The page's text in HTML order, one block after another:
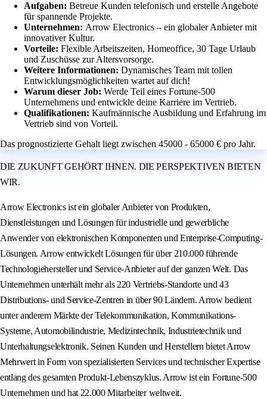
Aufgaben: Betreue Kunden telefonisch und erstelle Angebote
für spannende Projekte.
Unternehmen: Arrow Electronics – ein globaler Anbieter mit
innovativer Kultur.
Vorteile: Flexible Arbeitszeiten, Homeoffice, 30 Tage Urlaub
und Zuschüsse zur Altersvorsorge.
Weitere Informationen: Dynamisches Team mit tollen
Entwicklungsmöglichkeiten wartet auf dich!
Warum dieser Job: Werde Teil eines Fortune-500
Unternehmens und entwickle deine Karriere im Vertrieb.
Qualifikationen: Kaufmännische Ausbildung und Erfahrung im
Vertrieb sind von Vorteil.
Das prognostizierte Gehalt liegt zwischen 45000 - 65000 € pro Jahr.
DIE ZUKUNFT GEHÖRT IHNEN. DIE PERSPEKTIVEN BIETEN
WIR.
Arrow Electronics ist ein globaler Anbieter von Produkten,
Dienstleistungen und Lösungen für industrielle und gewerbliche
Anwender von elektronischen Komponenten und Enterprise-Computing-
Lösungen. Arrow entwickelt Lösungen für über 210.000 führende
Technologiehersteller und Service-Anbieter auf der ganzen Welt. Das
Unternehmen unterhält mehr als 220 Vertriebs-Standorte und 43
Distributions- und Service-Zentren in über 90 Ländern. Arrow bedient
unter anderem Märkte der Telekommunikation, Kommunikations-
Systeme, Automobilindustrie, Medizintechnik, Industrietechnik und
Unterhaltungselektronik. Seinen Kunden und Herstellern bietet Arrow
Mehrwert in Form von spezialisierten Services und technischer Expertise
entlang des gesamten Produkt-Lebenszyklus. Arrow ist ein Fortune-500
Unternehmen und hat 22.000 Mitarbeiter weltweit.